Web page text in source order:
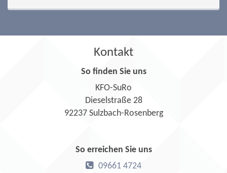
Kontakt
So finden Sie uns
KFO-SuRo
Dieselstraße 28
92237 Sulzbach-Rosenberg
So erreichen Sie uns
09661 4724